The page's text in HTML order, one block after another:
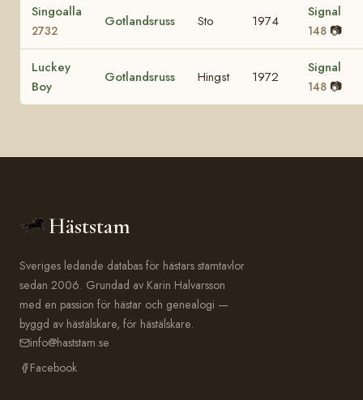
Singoalla
2732
Gotlandsruss Sto 1974
Signal
148 📷
Luckey
Boy
Gotlandsruss Hingst 1972
Signal
148 📷
Häststam
Sveriges ledande databas för hästars stamtavlor
sedan 2006. Grundad av Karin Halvarsson
med en passion för hästar och genealogi —
byggd av hästälskare, för hästälskare.
info@haststam.se
Facebook